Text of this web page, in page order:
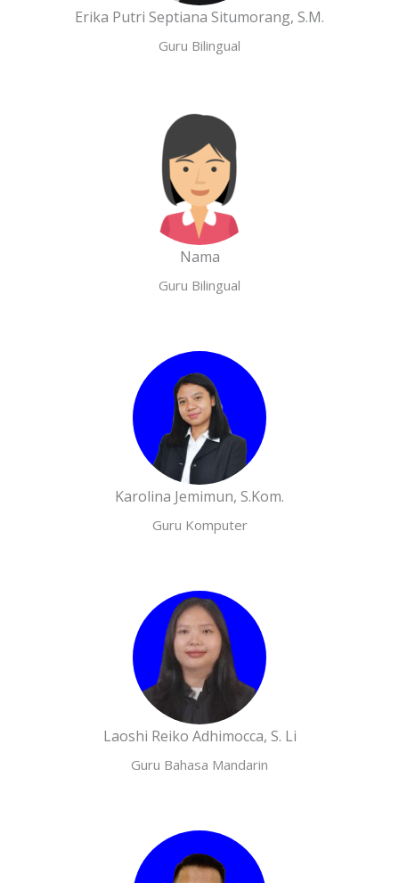
Erika Putri Septiana Situmorang, S.M.
Guru Bilingual
Nama
Guru Bilingual
Karolina Jemimun, S.Kom.
Guru Komputer
Laoshi Reiko Adhimocca, S. Li
Guru Bahasa Mandarin